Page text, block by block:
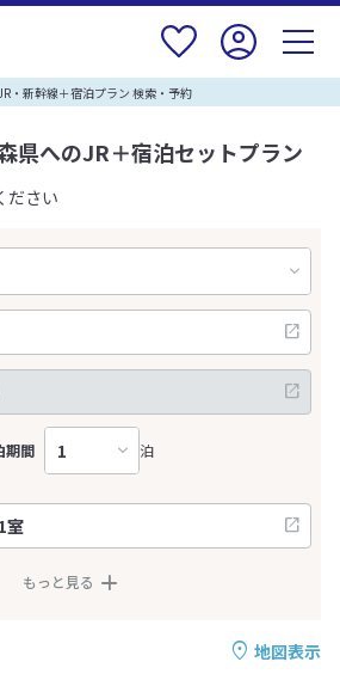
・新幹線＋宿泊プラン 検索・予約
県へのJR＋宿泊セットプラン
ださい
期間 泊
もっと見る
地図表示